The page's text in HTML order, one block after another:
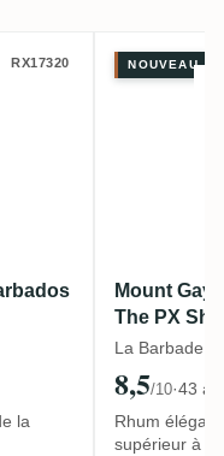
Barbados
RX17320
la
Mount
NOUVEAU
Mount Gay
The PX
La Barbade ·
8,5/10·43
Rhum
supérieur à la